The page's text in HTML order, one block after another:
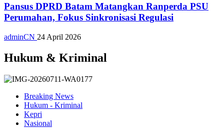
Pansus DPRD Batam Matangkan Ranperda PSU
Perumahan, Fokus Sinkronisasi Regulasi
adminCN 24 April 2026
Hukum & Kriminal
Breaking News
Hukum - Kriminal
Kepri
Nasional